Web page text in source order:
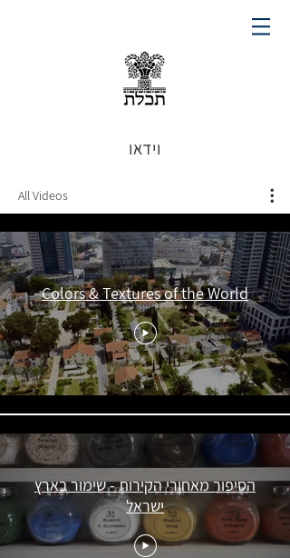
וידאו
All Videos
Colors & Textures of the World
הסיפור מאחורי הקירות - שימור בארץ
ישראל